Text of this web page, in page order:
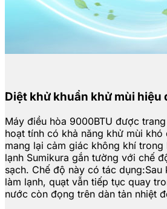
Diệt khử khuẩn khử mùi hiệu
Máy điều hòa 9000BTU được
hoạt tính có khả năng khử mùi
mang lại cảm giác không khí
lạnh Sumikura gắn tường với chế
sạch. Chế độ này có tác
làm lạnh, quạt vẫn tiếp tục quay
nước còn đọng trên dàn tản nhiệt